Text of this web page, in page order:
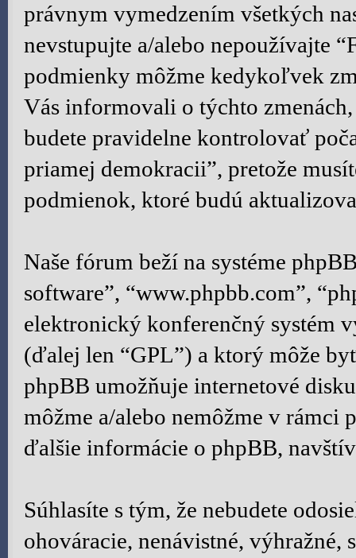
právnym vymedzením všetkých
nevstupujte a/alebo nepoužívajte
podmienky môžme kedykoľvek
Vás informovali o týchto
budete pravidelne kontrolovať
priamej demokracii”, pretože
podmienok, ktoré budú
Naše fórum beží na systéme
software”, “www.phpbb.com”,
elektronický konferenčný systém
(ďalej len “GPL”) a ktorý môže
phpBB umožňuje internetové
môžme a/alebo nemôžme v rámci
ďalšie informácie o phpBB,
Súhlasíte s tým, že nebudete
ohováracie, nenávistné, výhražné,